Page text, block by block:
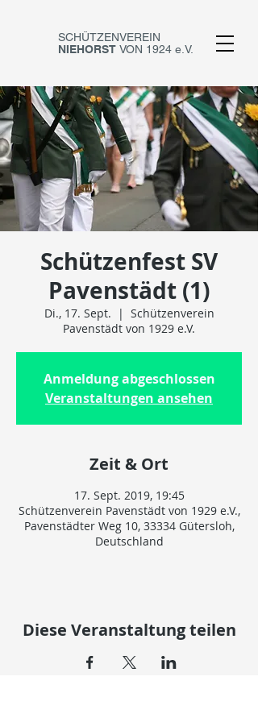
SCHÜTZENVEREIN
NIEHORST VON 1924 e.V.
Schützenfest SV
Pavenstädt (1)
Di., 17. Sept.
  |
Schützenverein
Pavenstädt von 1929 e.V.
Anmeldung abgeschlossen
Veranstaltungen ansehen
Zeit & Ort
17. Sept. 2019, 19:45
Schützenverein Pavenstädt von 1929 e.V.,
Pavenstädter Weg 10, 33334 Gütersloh,
Deutschland
Diese Veranstaltung teilen